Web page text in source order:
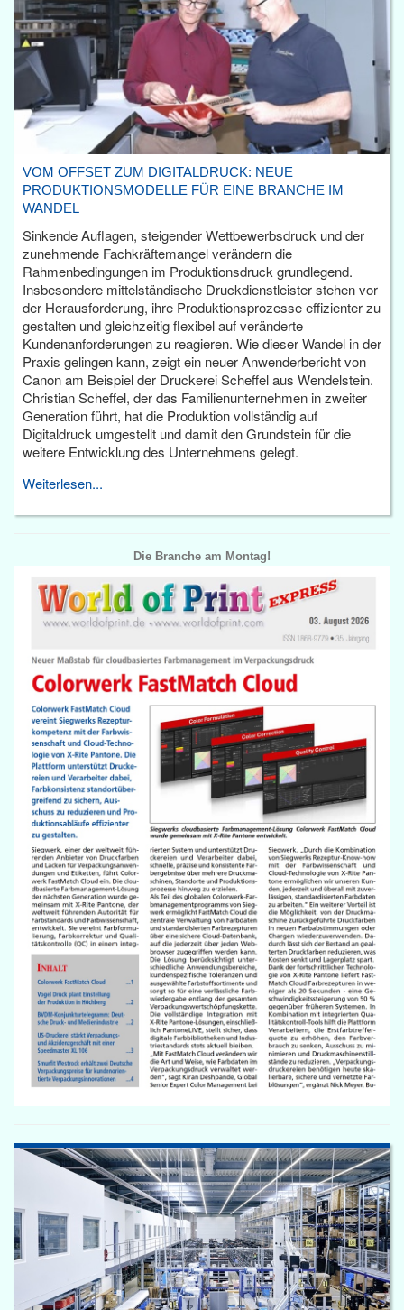
VOM OFFSET ZUM DIGITALDRUCK: NEUE
PRODUKTIONSMODELLE FÜR EINE BRANCHE IM
WANDEL
Sinkende Auflagen, steigender Wettbewerbsdruck und der
zunehmende Fachkräftemangel verändern die
Rahmenbedingungen im Produktionsdruck grundlegend.
Insbesondere mittelständische Druckdienstleister stehen vor
der Herausforderung, ihre Produktionsprozesse effizienter zu
gestalten und gleichzeitig flexibel auf veränderte
Kundenanforderungen zu reagieren. Wie dieser Wandel in der
Praxis gelingen kann, zeigt ein neuer Anwenderbericht von
Canon am Beispiel der Druckerei Scheffel aus Wendelstein.
Christian Scheffel, der das Familienunternehmen in zweiter
Generation führt, hat die Produktion vollständig auf
Digitaldruck umgestellt und damit den Grundstein für die
weitere Entwicklung des Unternehmens gelegt.
Weiterlesen...
Die Branche am Montag!